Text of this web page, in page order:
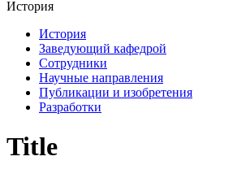
История
История
Заведующий кафедрой
Сотрудники
Научные направления
Публикации и изобретения
Разработки
Title